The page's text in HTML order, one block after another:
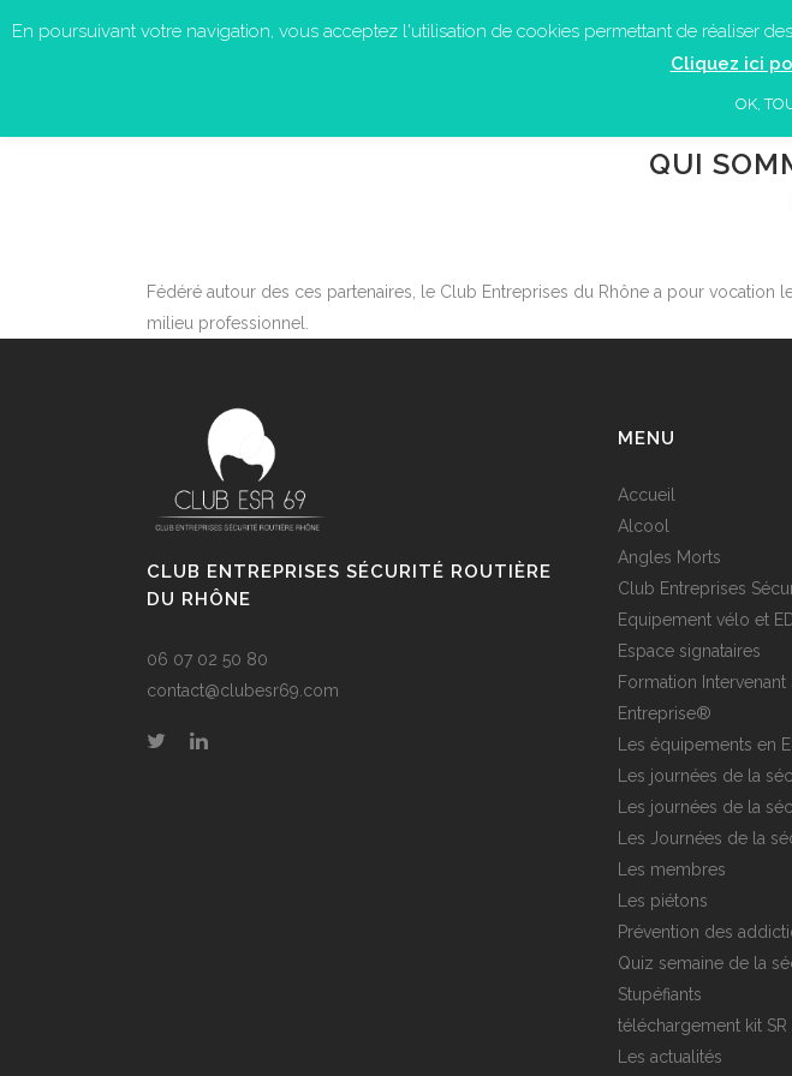
ACCUEIL
QUI
Fédéré autour des ces partenaires, le Club Entreprises du Rhône a pour
milieu professionnel.
CLUB ENTREPRISES SÉCURITÉ ROUTIÈRE
DU RHÔNE
06 07 02 50 80
contact@clubesr69.com
MENU
Accueil
Alcool
Angles Morts
Club Entreprises
Equipement vélo et
Espace signataires
Formation
Entreprise®
Les équipements en
Les journées de la
Les journées de la
Les Journées de la
Les membres
Les piétons
Prévention des
Quiz semaine de la
Stupéfiants
téléchargement kit SR
Les actualités
En poursuivant votre navigation, vous acceptez l'utilisation de cookies permettant de réaliser
Cliquez ici
OK,